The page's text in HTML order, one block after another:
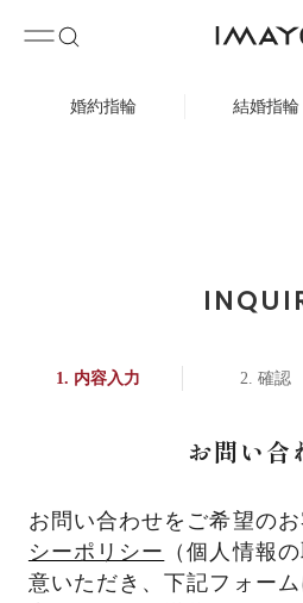
婚約指輪 結婚指輪
内容入力 確認
お問い合
お問い合わせをご希望のお
シーポリシー
（個人情報
意いただき、下記フォー